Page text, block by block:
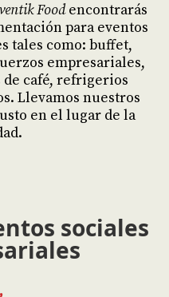
Foodencontrarás
para eventos
tales como: buffet,
empresariales,
café, refrigerios
Llevamos nuestros
en el lugar de la
sociales